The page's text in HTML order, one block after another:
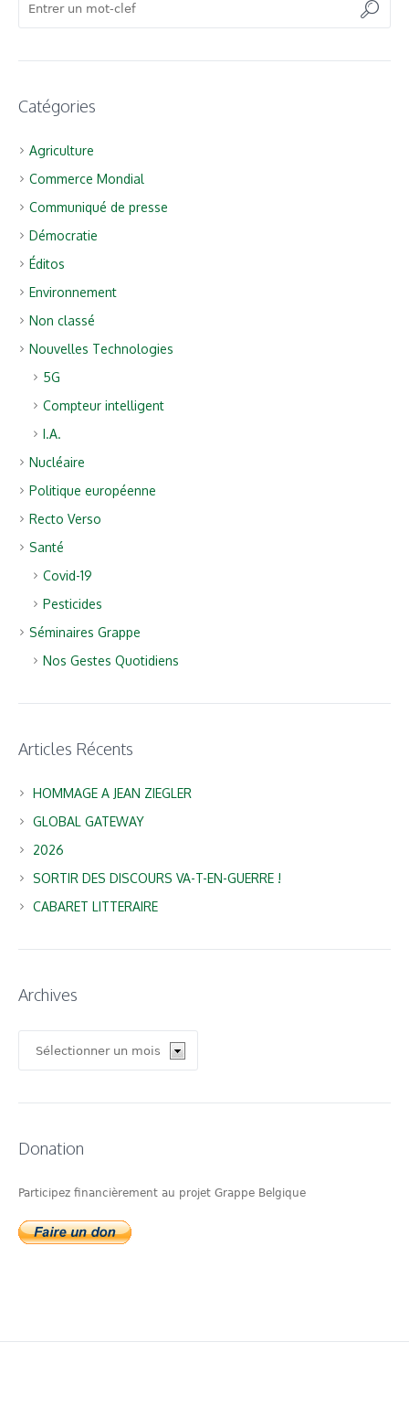
Catégories
Agriculture
Commerce Mondial
Communiqué de presse
Démocratie
Éditos
Environnement
Non classé
Nouvelles Technologies
5G
Compteur intelligent
I.A.
Nucléaire
Politique européenne
Recto Verso
Santé
Covid-19
Pesticides
Séminaires Grappe
Nos Gestes Quotidiens
Articles Récents
HOMMAGE A JEAN ZIEGLER
GLOBAL GATEWAY
2026
SORTIR DES DISCOURS VA-T-EN-GUERRE !
CABARET LITTERAIRE
Archives
Donation
Participez financièrement au projet Grappe Belgique